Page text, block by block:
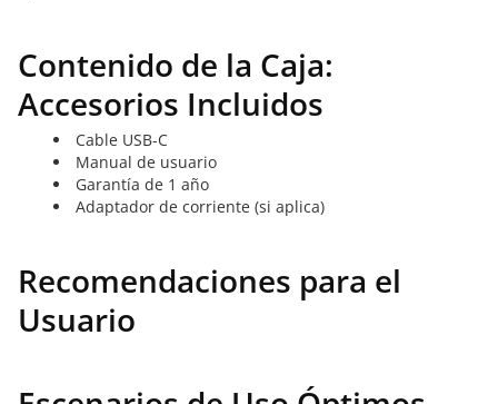
Contenido de la Caja:
Accesorios Incluidos
Cable USB-C
Manual de usuario
Garantía de 1 año
Adaptador de corriente (si aplica)
Recomendaciones para el
Usuario